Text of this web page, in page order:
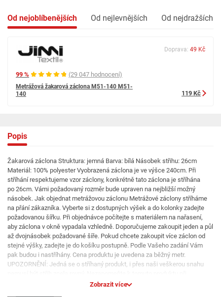
Od nejoblíbenějších Od nejlevnějších Od nejdražších
99 % (29 047 hodnocení)
Metrážová žakarová záclona M51-140 M51-
140
Doprava: 49 Kč
119 Kč
Popis
Žakarová záclona Struktura: jemná Barva: bílá Násobek střihu: 26cm
Materiál: 100% polyester Vyobrazená záclona je ve výšce 240cm. Při
stříhání respektujeme vzor záclony, konkrétně tato záclona je stříhána
po 26cm. Vámi požadovaný rozměr bude upraven na nejbližší možný
násobek. Jak objednat metrážovou záclonu Metrážové záclony stříháme
na přání zákazníka. Vyberte si z dostupných výšek a do kolonky zadejte
požadovanou šířku. Při objednávce počítejte s materiálem na nařasení,
aby záclona v okně vypadala vzhledně. Doporučujeme zakoupit jeden a půl
až dvojnásobek požadované šíře. Pokud chcete zakoupit více záclon od
stejné výšky, zadejte je do košíku postupně. Podle Vašeho zadání Vám
pak budou i nastříhány. Cena produktu je uvedena za běžný metr.
UPOZORNĚNÍ: Jedná se o stříhaný produkt, i přes naši veškerou snahu
objednání připočíst materiál na zarovnání a začištění krajů. Omlouváme
Zobrazit více